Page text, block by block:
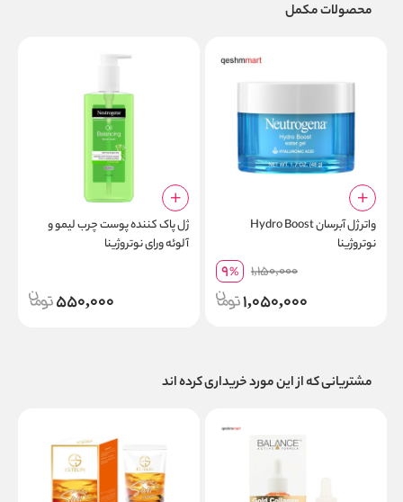
محصولات مکمل
واتر ژل آبرسان Hydro Boost
نوتروژینا
1,150,000
9%
1,050,000
ژل پاک کننده پوست چرب لیمو و
آلوئه ورای نوتروژینا
550,000
مشتریانی که از این مورد خریداری کرده اند